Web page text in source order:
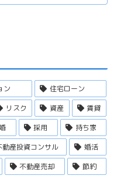
ン
住宅ローン
リスク 資産
賃貸
採用
持ち家
動産投資コンサル
婚活
不動産売却 節約